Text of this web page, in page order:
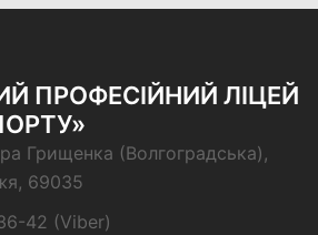
ПРОФЕСІЙНИЙ ЛІЦЕЙ
Грищенка (Волгоградська),
69035
42 (Viber)